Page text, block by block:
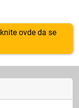
ovde da se